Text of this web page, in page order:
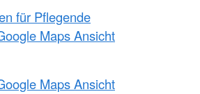
für Pflegende
Maps Ansicht
Maps Ansicht